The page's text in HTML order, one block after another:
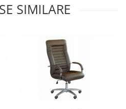
SIMILARE